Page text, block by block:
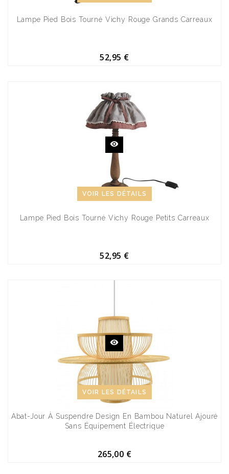
Lampe Pied Bois Tourné Vichy Rouge Grands Carreaux
52,95 €
VOIR LES DÉTAILS
Lampe Pied Bois Tourné Vichy Rouge Petits Carreaux
52,95 €
VOIR LES DÉTAILS
Abat-Jour À Suspendre Design En Bambou Naturel Ajouré
Sans Équipement Électrique
265,00 €